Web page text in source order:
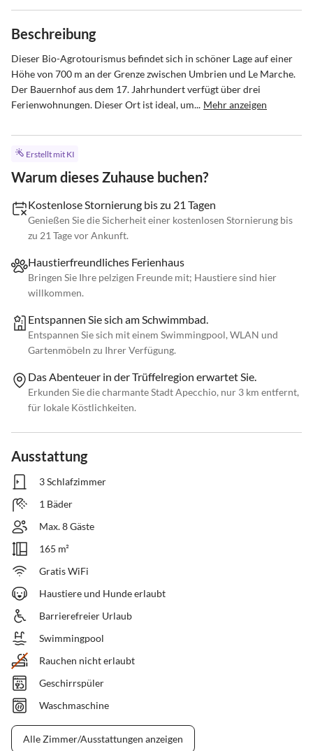
Beschreibung
Dieser Bio-Agrotourismus befindet sich in schöner Lage auf einer
Höhe von 700 m an der Grenze zwischen Umbrien und Le Marche.
Der Bauernhof aus dem 17. Jahrhundert verfügt über drei
Ferienwohnungen. Dieser Ort ist ideal, um... Mehr anzeigen
Erstellt mit KI
Warum dieses Zuhause buchen?
Kostenlose Stornierung bis zu 21 Tagen
Genießen Sie die Sicherheit einer kostenlosen Stornierung bis
zu 21 Tage vor Ankunft.
Haustierfreundliches Ferienhaus
Bringen Sie Ihre pelzigen Freunde mit; Haustiere sind hier
willkommen.
Entspannen Sie sich am Schwimmbad.
Entspannen Sie sich mit einem Swimmingpool, WLAN und
Gartenmöbeln zu Ihrer Verfügung.
Das Abenteuer in der Trüffelregion erwartet Sie.
Erkunden Sie die charmante Stadt Apecchio, nur 3 km entfernt,
für lokale Köstlichkeiten.
Ausstattung
3 Schlafzimmer
1 Bäder
Max. 8 Gäste
165 m²
Gratis WiFi
Haustiere und Hunde erlaubt
Barrierefreier Urlaub
Swimmingpool
Rauchen nicht erlaubt
Geschirrspüler
Waschmaschine
Alle Zimmer/Ausstattungen anzeigen